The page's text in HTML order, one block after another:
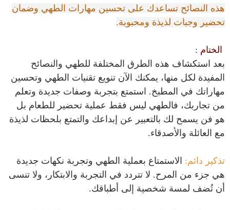
هذه النصائح تساعدك على تحسين مهارات الطهي وضمان
تحضير وجبات لذيذة ومحبوبة.
الختام :
بعد استكشاف هذه الطرق المختلفة للطهي والنصائح
المفيدة لكل منها، يمكنك الآن تنويع تقنيات الطهي وتحسين
مهاراتك في المطبخ. استمتع بتجربة وصفات جديدة وتعلم
من تجاربك، فالطهي ليس فقط عملية تحضير للطعام بل
هو فن يسمح لك بالتعبير عن إبداعك والتمتع بلحظات لذيذة
مع العائلة والأصدقاء.
تذكير دائم: الاستمتاع بعملية الطهي وتجربة نكهات جديدة
هي جزء من المرح. لا تتردد في التجربة والابتكار، ولا تنسى
أن تُضف لمسة شخصية إلى أطباقك.